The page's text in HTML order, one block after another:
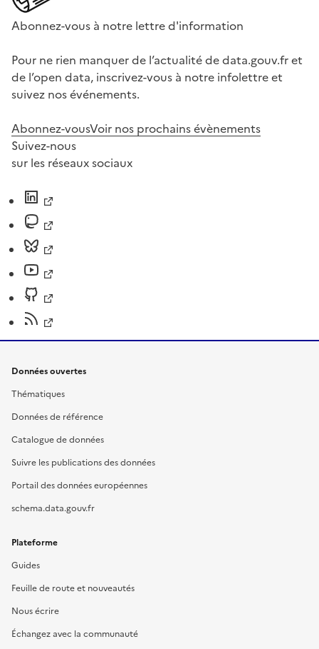
Abonnez-vous à notre lettre d'information
Pour ne rien manquer de l’actualité de data.gouv.fr et
de l’open data, inscrivez-vous à notre infolettre et
suivez nos événements.
Abonnez-vousVoir nos prochains évènements
Suivez-nous
sur les réseaux sociaux
Données ouvertes
Thématiques
Données de référence
Catalogue de données
Suivre les publications des données
Portail des données européennes
schema.data.gouv.fr
Plateforme
Guides
Feuille de route et nouveautés
Nous écrire
Échangez avec la communauté